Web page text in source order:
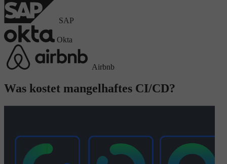
SAP
Okta
Airbnb
Was kostet mangelhaftes CI/CD?